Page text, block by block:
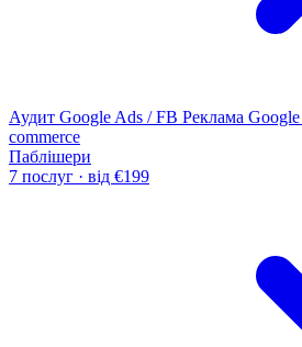
Аудит Google Ads / FB Реклама Google
commerce
Паблішери
7 послуг · від €199